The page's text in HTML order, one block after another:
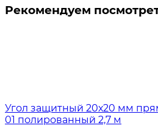
Рекомендуем
Угол защитный 20х20 мм
01 полированный 2,7 м